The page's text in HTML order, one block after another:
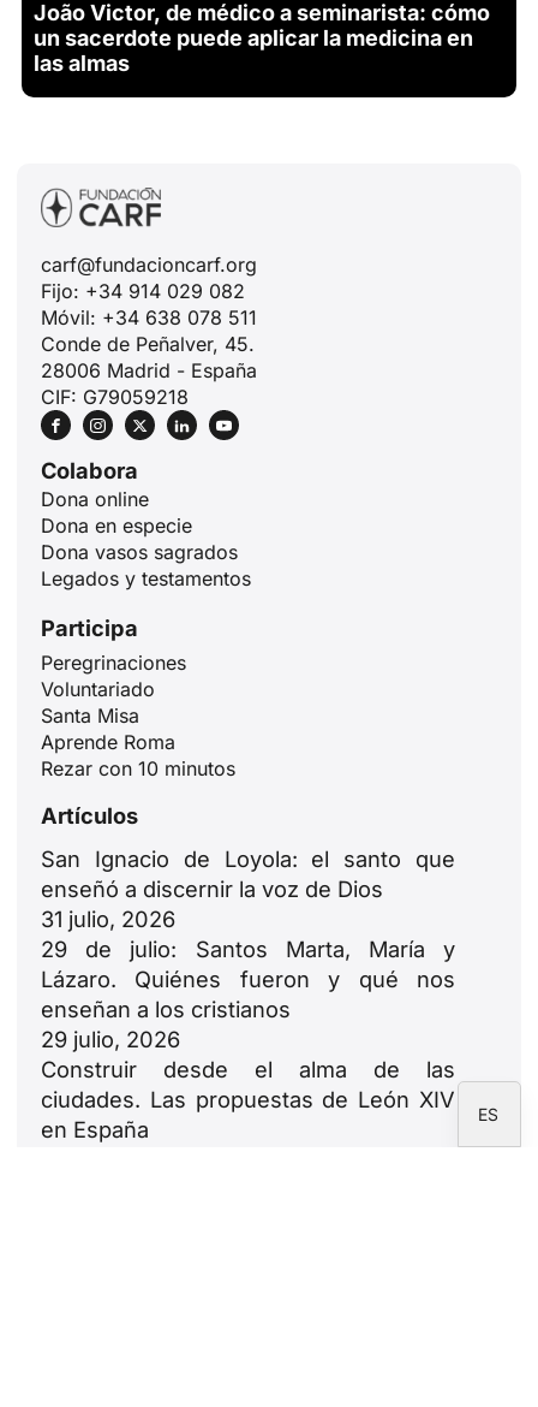
João Victor, de médico a seminarista: cómo
un sacerdote puede aplicar la medicina en
las almas
carf@fundacioncarf.org
Fijo: +34 914 029 082
Móvil: +34 638 078 511
Conde de Peñalver, 45.
28006 Madrid - España
CIF: G79059218
Colabora
Dona online
Dona en especie
Dona vasos sagrados
Legados y testamentos
Participa
Peregrinaciones
Voluntariado
Santa Misa
Aprende Roma
Rezar con 10 minutos
Artículos
San Ignacio de Loyola: el santo que
enseñó a discernir la voz de Dios
31 julio, 2026
29 de julio: Santos Marta, María y
Lázaro. Quiénes fueron y qué nos
enseñan a los cristianos
29 julio, 2026
Construir desde el alma de las
ciudades. Las propuestas de León XIV
en España
ES